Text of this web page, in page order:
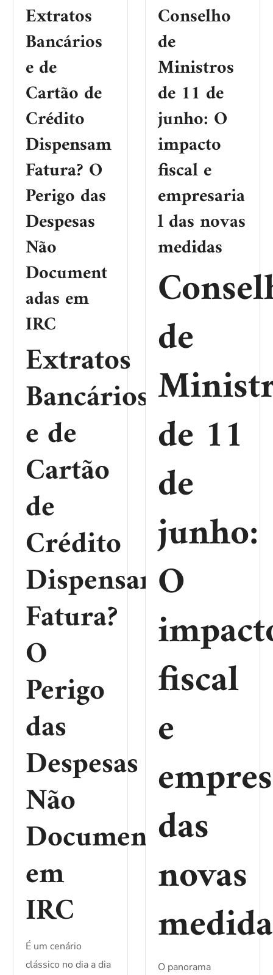
Extratos
Bancários
e de
Cartão de
Crédito
Dispensam
Fatura? O
Perigo das
Despesas
Não
Document
adas em
IRC
Extratos
Bancários
e de
Cartão
de
Crédito
Dispensam
Fatura?
O
Perigo
das
Despesas
Não
Documentadas
em
IRC
É um cenário
clássico no dia a dia
Conselho
de
Ministros
de 11 de
junho: O
impacto
fiscal e
empresaria
l das novas
medidas
de
de 11
de
junho:
O
fiscal
e
das
novas
O panorama